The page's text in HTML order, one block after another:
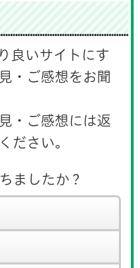
良いサイトにす
・ご感想をお聞
・ご感想には返
ださい。
ましたか？